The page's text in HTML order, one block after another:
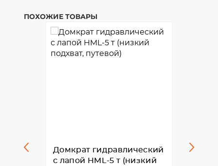
ПОХОЖИЕ ТОВАРЫ
Домкрат гидравлический
с лапой HML-5 т (низкий